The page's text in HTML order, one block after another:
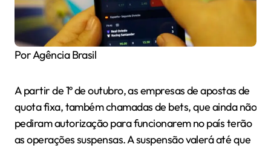
Por Agência Brasil
A partir de 1º de outubro, as empresas de apostas de
quota fixa, também chamadas de bets, que ainda não
pediram autorização para funcionarem no país terão
as operações suspensas. A suspensão valerá até que